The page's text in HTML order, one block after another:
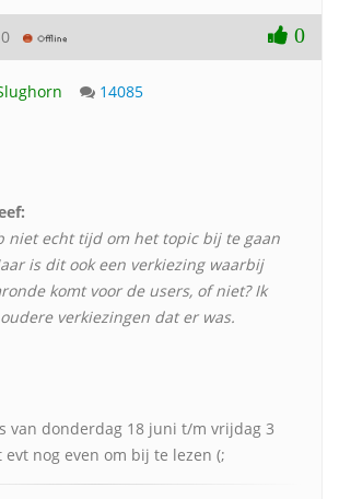
0
14085
niet echt tijd om het topic bij te gaan
is dit ook een verkiezing waarbij
komt voor de users, of niet? Ik
verkiezingen dat er was.
van donderdag 18 juni t/m vrijdag 3
nog even om bij te lezen (;